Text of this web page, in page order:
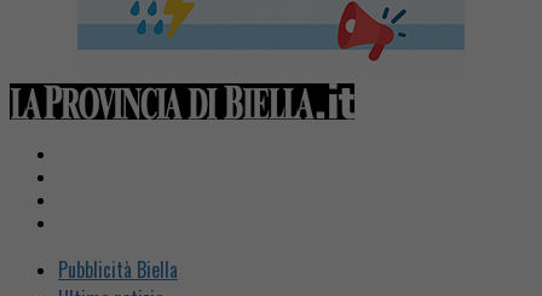
Pubblicità Biella